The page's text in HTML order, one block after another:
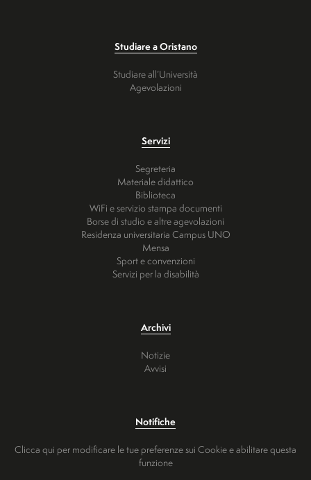
Studiare a Oristano
Studiare all’Università
Agevolazioni
Servizi
Segreteria
Materiale didattico
Biblioteca
WiFi e servizio stampa documenti
Borse di studio e altre agevolazioni
Residenza universitaria Campus UNO
Mensa
Sport e convenzioni
Servizi per la disabilità
Archivi
Notizie
Avvisi
Notifiche
Clicca qui per modificare le tue preferenze sui Cookie e abilitare questa
funzione